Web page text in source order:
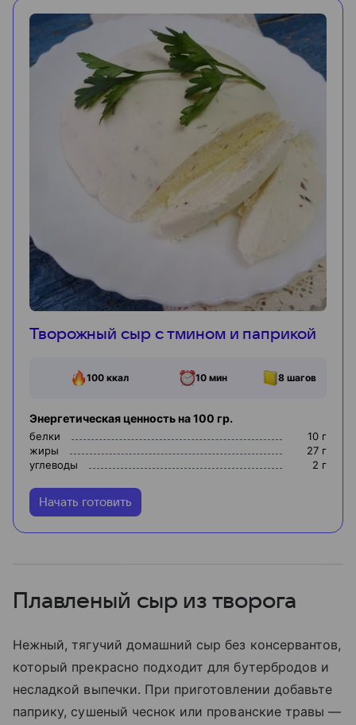
Творожный сыр с тмином и паприкой
100ккал 10 мин 8 шагов
Энергетическая ценность на 100 гр.
белки 10 г
жиры
27 г
углеводы
2 г
Начать готовить
Плавленый сыр из творога
Нежный, тягучий домашний сыр без консервантов,
который прекрасно подходит для бутербродов и
несладкой выпечки. При приготовлении добавьте
паприку, сушеный чеснок или прованские травы —